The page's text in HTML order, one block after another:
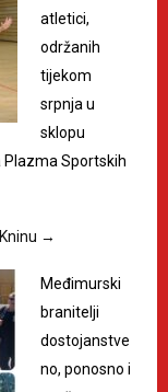
atletici,
održanih
tijekom
srpnja u
sklopu
Plazma Sportskih
→
Međimurski
branitelji
dostojanstve
no, ponosno i